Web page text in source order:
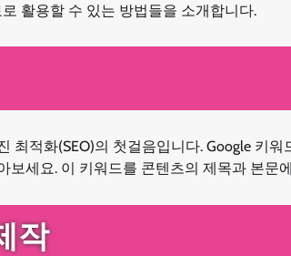
활용할 수 있는 방법들을 소개합니다.
최적화(SEO)의 첫걸음입니다. Google 키
보세요. 이 키워드를 콘텐츠의 제목과 본문
작